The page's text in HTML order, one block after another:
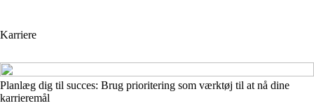
Karriere
Planlæg dig til succes: Brug prioritering som værktøj til at nå dine
karrieremål